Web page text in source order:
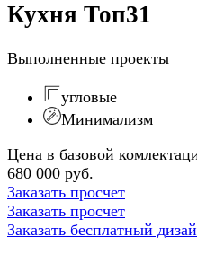
Кухня Топ31
Выполненные проекты
угловые
Минимализм
Цена в базовой
680 000 руб.
Заказать просчет
Заказать просчет
Заказать бесплатный